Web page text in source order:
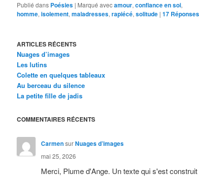
Publié dans Poésies | Marqué avecamour,confiance en soi,
homme,isolement,maladresses,rapiécé,solitude |17 Réponses
ARTICLES RÉCENTS
Nuages d’images
Les lutins
Colette en quelques tableaux
Au berceau du silence
La petite fille de jadis
COMMENTAIRES RÉCENTS
CarmensurNuages d’images
mai 25, 2026
Merci, Plume d'Ange. Un texte qui s'est construit